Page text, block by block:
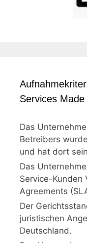
Services
Das
Betreibers
und hat dort
Das
Service-Kunden
Agreements
Der
juristischen
Deutschland.